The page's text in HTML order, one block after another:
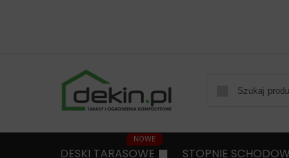
DESKI TARASOWE STOPNIE